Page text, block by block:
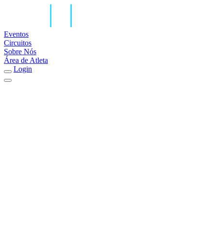
Eventos
Circuitos
Sobre Nós
Área de Atleta
Login